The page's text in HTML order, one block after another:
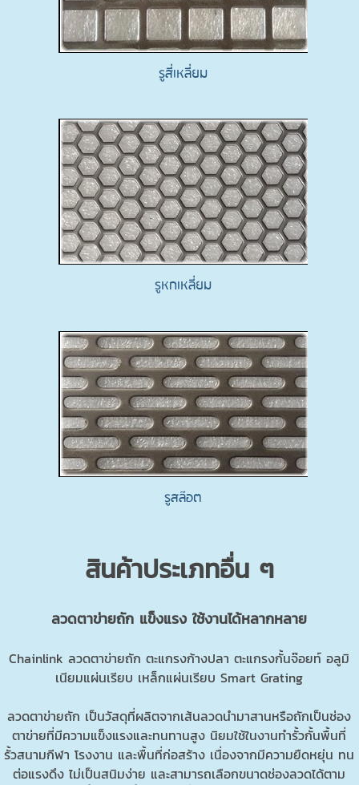
รูสี่เหลี่ยม
รูหกเหลี่ยม
รูสล๊อต
สินค้าประเภทอื่น ๆ
ลวดตาข่ายถัก แข็งแรง ใช้งานได้หลากหลาย
Chainlink ลวดตาข่ายถัก ตะแกรงก้างปลา ตะแกรงกั้นจ๊อยท์ อลูมิ
เนียมแผ่นเรียบ เหล็กแผ่นเรียบ Smart Grating
ลวดตาข่ายถัก เป็นวัสดุที่ผลิตจากเส้นลวดนำมาสานหรือถักเป็นช่อง
ตาข่ายที่มีความแข็งแรงและทนทานสูง นิยมใช้ในงานทำรั้วกั้นพื้นที่
รั้วสนามกีฬา โรงงาน และพื้นที่ก่อสร้าง เนื่องจากมีความยืดหยุ่น ทน
ต่อแรงดึง ไม่เป็นสนิมง่าย และสามารถเลือกขนาดช่องลวดได้ตาม